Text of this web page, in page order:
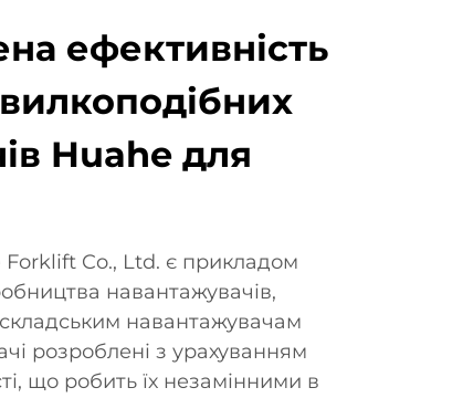
ефективність
вилкоподібних
Huahe для
Co., Ltd. є прикладом
навантажувачів,
навантажувачам
розроблені з урахуванням
що робить їх незамінними в